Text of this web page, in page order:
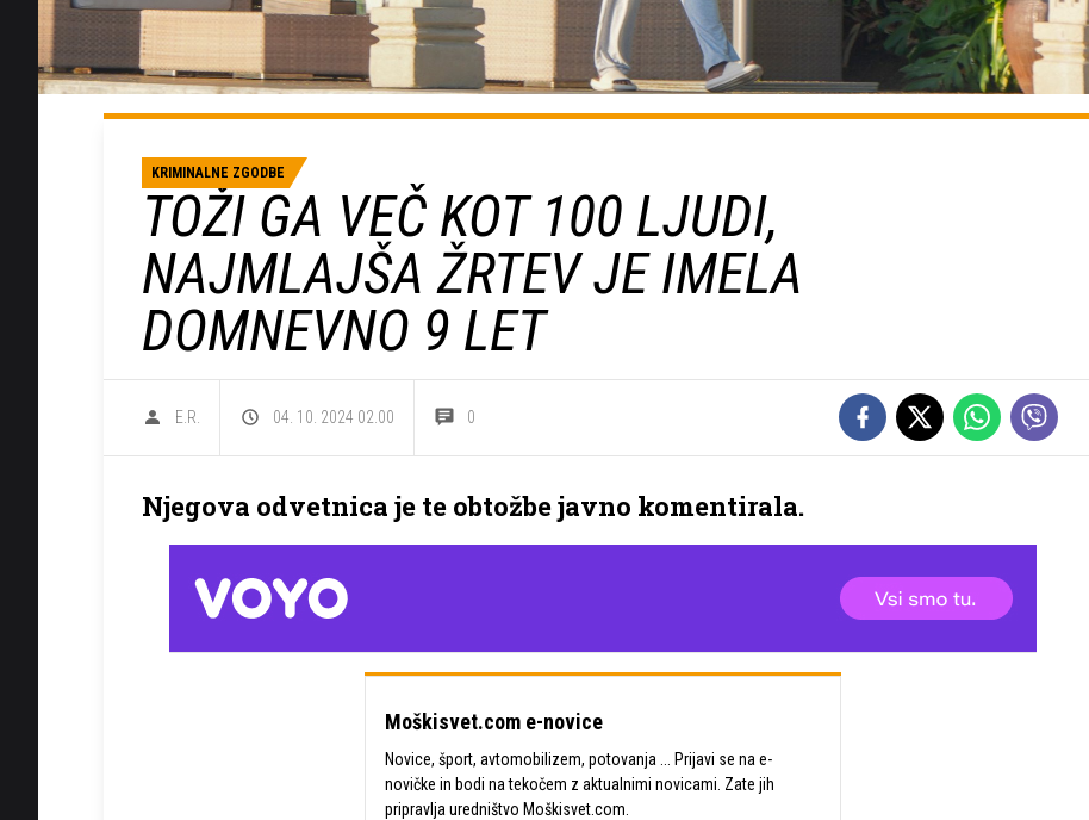
KRIMINALNE ZGODBE
TOŽI GA VEČ KOT 100 LJUDI,
NAJMLAJŠA ŽRTEV JE IMELA
DOMNEVNO 9 LET
E.R. 04. 10. 2024 02.00 0
Njegova odvetnica je te obtožbe javno komentirala.
Moškisvet.com e-novice
Novice, šport, avtomobilizem, potovanja ... Prijavi se na e-
novičke in bodi na tekočem z aktualnimi novicami. Zate jih
pripravlja uredništvo Moškisvet.com.